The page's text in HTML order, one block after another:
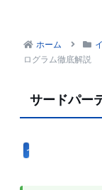
ホーム
ログラム徹底解説
サードパー
インターネット用語